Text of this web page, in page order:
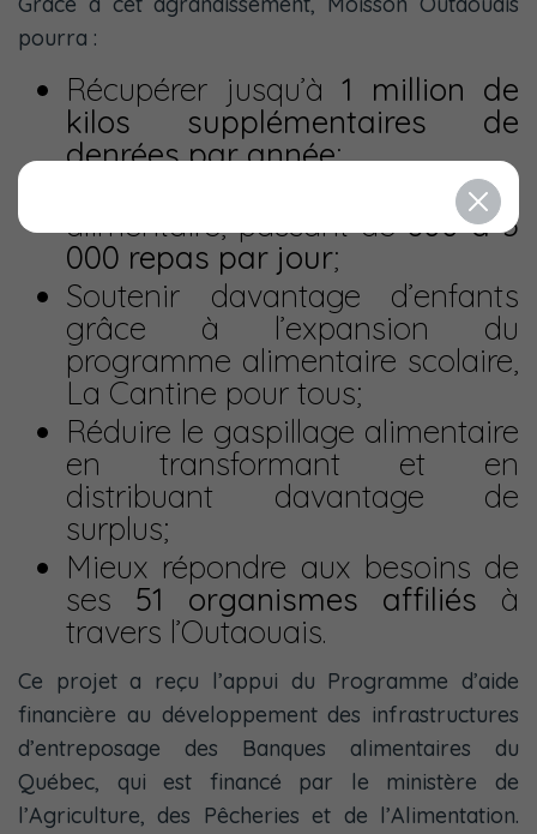
pourra :
Récupérer jusqu’à 1 million de
kilos supplémentaires de
denrées par année;
Tripler sa capacité de production
alimentaire, passant de800 à 3
000 repas par jour;
Soutenir davantage d’enfants
grâce à l’expansion du
programme alimentaire scolaire,
La Cantine pour tous;
Réduire le gaspillage alimentaire
en transformant et en
distribuant davantage de
surplus;
Mieux répondre aux besoins de
ses 51 organismes affiliés à
travers l’Outaouais.
Ce projet a reçu l’appui du Programme d’aide
financière au développement des infrastructures
d’entreposage des Banques alimentaires du
Québec, qui est financé par le ministère de
l’Agriculture, des Pêcheries et de l’Alimentation.